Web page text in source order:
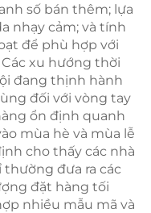
số bán thêm; lựa
nhạy cảm; và tính
để phù hợp với
xu hướng thời
đang thịnh hành
đối với vòng tay
ổn định quanh
mùa hè và mùa lễ
cho thấy các nhà
đưa ra các
đặt hàng tối
nhiều mẫu mã và